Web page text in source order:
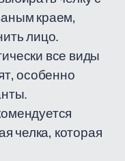
краем,
лицо.
все виды
особенно
челка, которая